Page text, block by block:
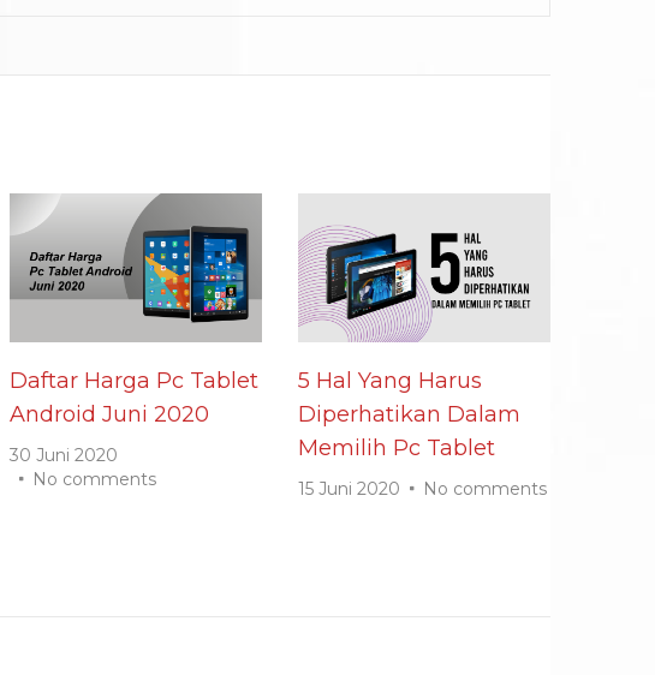
Daftar Harga Pc Tablet
Android Juni 2020
30 Juni 2020
No comments
5 Hal Yang Harus
Diperhatikan Dalam
Memilih Pc Tablet
15 Juni 2020 No comments